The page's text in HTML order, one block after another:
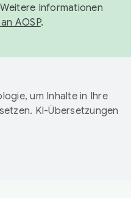
Informationen
AOSP.
um Inhalte in Ihre
KI-Übersetzungen